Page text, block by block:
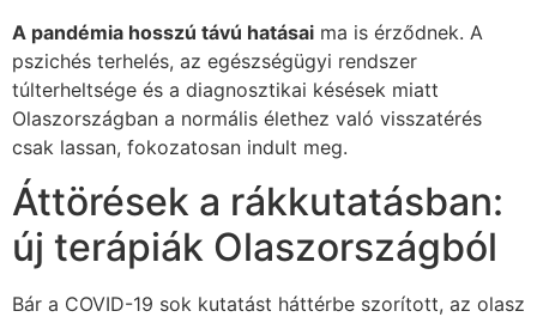
A pandémia hosszú távú hatásai ma is érződnek. A
pszichés terhelés, az egészségügyi rendszer
túlterheltsége és a diagnosztikai késések miatt
Olaszországban a normális élethez való visszatérés
csak lassan, fokozatosan indult meg.
Áttörések a rákkutatásban:
új terápiák Olaszországból
Bár a COVID-19 sok kutatást háttérbe szorított, az olasz